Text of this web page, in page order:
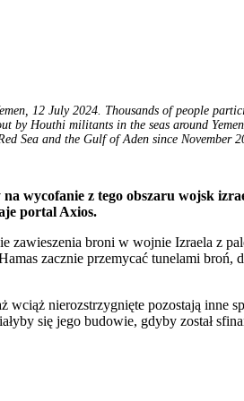
12 July 2024. Thousands of people
by Houthi militants in the seas around
Sea and the Gulf of Aden since
wycofanie z tego obszaru wojsk
portal Axios.
broni w wojnie Izraela z
zacznie przemycać tunelami broń,
nierozstrzygnięte pozostają inne
się jego budowie, gdyby został